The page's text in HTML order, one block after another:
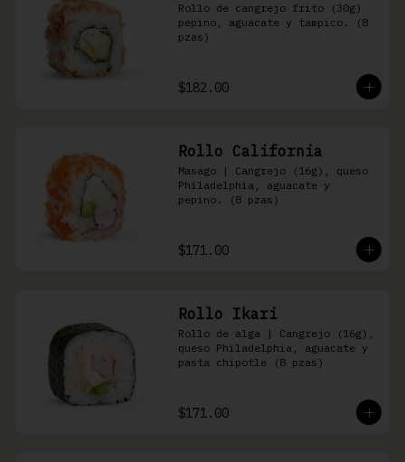
Rollo de cangrejo frito (30g)
pepino, aguacate y tampico. (8
pzas)
$182.00
Rollo California
Masago | Cangrejo (16g), queso
Philadelphia, aguacate y
pepino. (8 pzas)
$171.00
Rollo Ikari
Rollo de alga | Cangrejo (16g),
queso Philadelphia, aguacate y
pasta chipotle (8 pzas)
$171.00